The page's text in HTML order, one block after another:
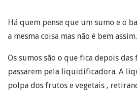
Há quem pense que um sumo e o
a mesma coisa mas não é bem assim.
Os sumos são o que fica depois
passarem pela liquidificadora. A
polpa dos frutos e vegetais ,